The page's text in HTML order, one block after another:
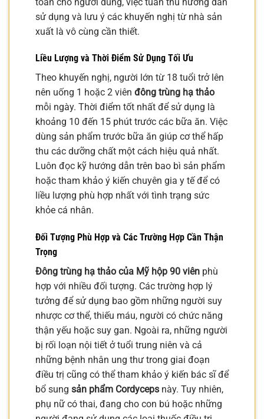
sử dụng và lưu ý các khuyến nghị từ nhà sản
xuất là vô cùng cần thiết.
Liều Lượng và Thời Điểm Sử Dụng Tối Ưu
Theo khuyến nghị, người lớn từ 18 tuổi trở lên
nên uống 1 hoặc 2 viên đông trùng hạ thảo
mỗi ngày. Thời điểm tốt nhất để sử dụng là
khoảng 10 đến 15 phút trước các bữa ăn. Việc
dùng sản phẩm trước bữa ăn giúp cơ thể hấp
thu các dưỡng chất một cách hiệu quả nhất.
Luôn đọc kỹ hướng dẫn trên bao bì sản phẩm
hoặc tham khảo ý kiến chuyên gia y tế để có
liều lượng phù hợp nhất với tình trạng sức
khỏe cá nhân.
Đối Tượng Phù Hợp và Các Trường Hợp Cần Thận
Trọng
Đông trùng hạ thảo của Mỹ hộp 90 viên phù
hợp với nhiều đối tượng. Các trường hợp lý
tưởng để sử dụng bao gồm những người suy
nhược cơ thể, thiếu máu, người có chức năng
thận yếu hoặc suy gan. Ngoài ra, những người
bị rối loạn nội tiết ở tuổi trung niên và cả
những bệnh nhân ung thư trong giai đoạn
điều trị cũng có thể tham khảo ý kiến bác sĩ để
bổ sung sản phẩm Cordyceps này. Tuy nhiên,
phụ nữ có thai, đang cho con bú hoặc những